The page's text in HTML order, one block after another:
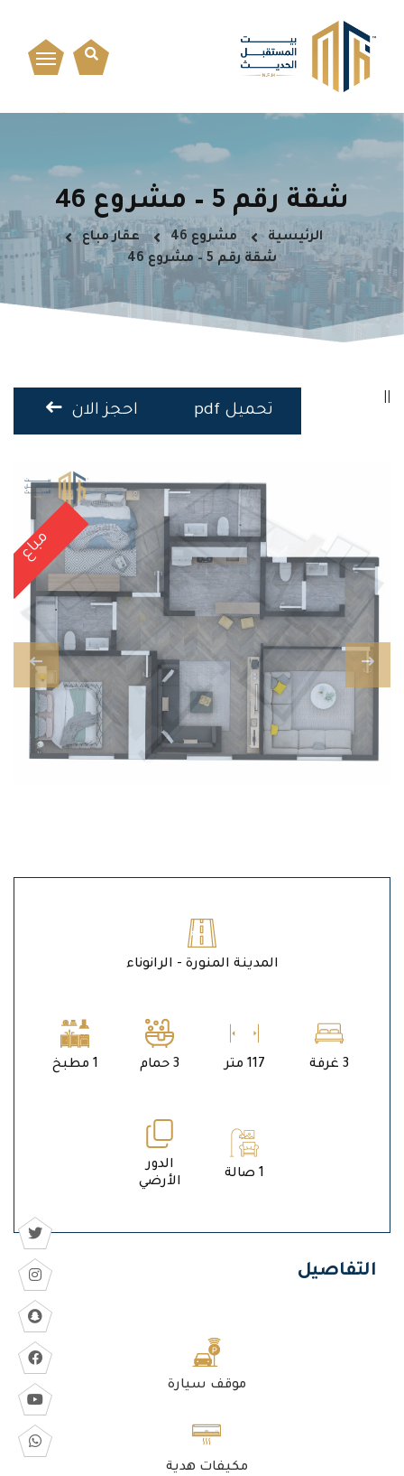
شقة رقم 5 – مشروع 46
الرئيسية مشروع 46
عقار مباع
شقة رقم 5 – مشروع 46
احجز الان تحميل pdf
مباع
المدينة المنورة - الرانوناء
3 غرفة 117 متر 3 حمام 1 مطبخ
1 صالة
الدور
الأرضي
التفاصيل
موقف سيارة
مكيفات هدية